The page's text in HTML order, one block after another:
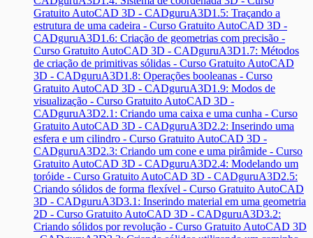
Gratuito AutoCAD 3D - CADguruA3D1.5: Traçando a
estrutura de uma cadeira - Curso Gratuito AutoCAD 3D -
CADguruA3D1.6: Criação de geometrias com precisão -
Curso Gratuito AutoCAD 3D - CADguruA3D1.7: Métodos
de criação de primitivas sólidas - Curso Gratuito AutoCAD
3D - CADguruA3D1.8: Operações booleanas - Curso
Gratuito AutoCAD 3D - CADguruA3D1.9: Modos de
visualização - Curso Gratuito AutoCAD 3D -
CADguruA3D2.1: Criando uma caixa e uma cunha - Curso
Gratuito AutoCAD 3D - CADguruA3D2.2: Inserindo uma
esfera e um cilindro - Curso Gratuito AutoCAD 3D -
CADguruA3D2.3: Criando um cone e uma pirâmide - Curso
Gratuito AutoCAD 3D - CADguruA3D2.4: Modelando um
toróide - Curso Gratuito AutoCAD 3D - CADguruA3D2.5:
Criando sólidos de forma flexível - Curso Gratuito AutoCAD
3D - CADguruA3D3.1: Inserindo material em uma geometria
2D - Curso Gratuito AutoCAD 3D - CADguruA3D3.2:
Criando sólidos por revolução - Curso Gratuito AutoCAD 3D